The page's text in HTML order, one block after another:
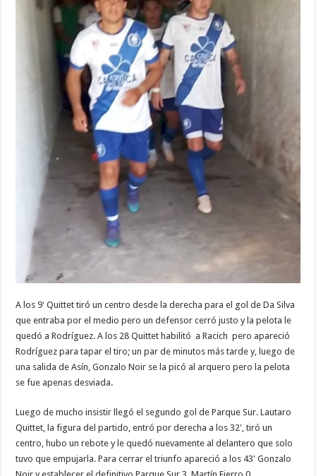
A los 9' Quittet tiró un centro desde la derecha para el gol de Da Silva
que entraba por el medio pero un defensor cerró justo y la pelota le
quedó a Rodríguez. A los 28 Quittet habilitó a Racich pero apareció
Rodríguez para tapar el tiro; un par de minutos más tarde y, luego de
una salida de Asín, Gonzalo Noir se la picó al arquero pero la pelota
se fue apenas desviada.
Luego de mucho insistir llegó el segundo gol de Parque Sur. Lautaro
Quittet, la figura del partido, entró por derecha a los 32', tiró un
centro, hubo un rebote y le quedó nuevamente al delantero que solo
tuvo que empujarla. Para cerrar el triunfo apareció a los 43' Gonzalo